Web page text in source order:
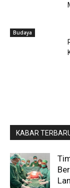
Budaya
KABAR